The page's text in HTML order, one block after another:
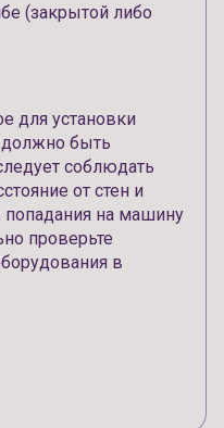
(закрытой либо
для установки
должно быть
соблюдать
от стен и
попадания на машину
проверьте
в